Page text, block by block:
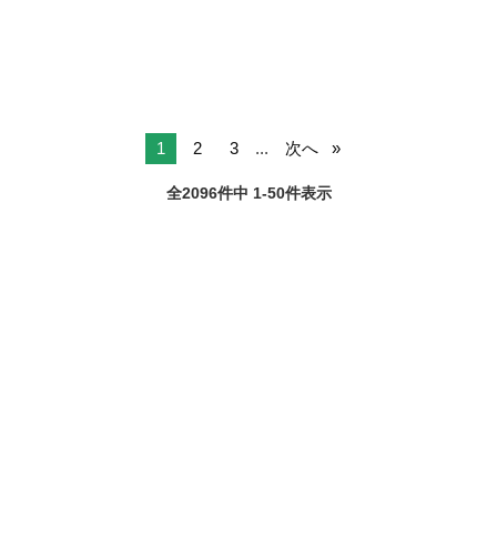
1 2 3 ... 次へ
全2096件中 1-50件表示